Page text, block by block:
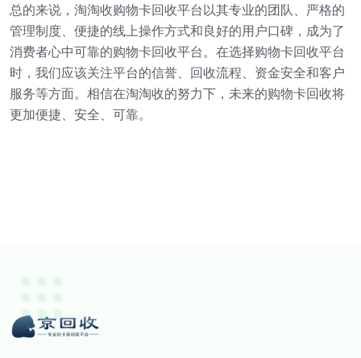
总的来说，淘淘收购物卡回收平台以其专业的团队、严格的
管理制度、便捷的线上操作方式和良好的用户口碑，成为了
消费者心中可靠的购物卡回收平台。在选择购物卡回收平台
时，我们应该关注平台的信誉、回收流程、资金安全和客户
服务等方面。相信在淘淘收的努力下，未来的购物卡回收将
更加便捷、安全、可靠。